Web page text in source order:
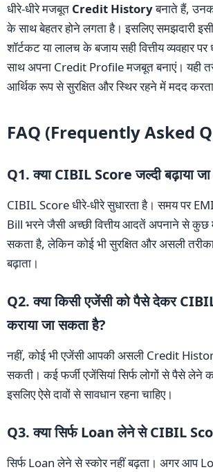
धीरे-धीरे मजबूत Credit Historyबनाते हैं,
के साथ बेहतर होने लगता है। इसलिए समझदारी
शॉर्टकट या लालच के बजाय सही वित्तीय व्यवहार
साथ अपना Credit Profile मजबूत बनाएं। यही
आर्थिक रूप से सुरक्षित और स्थिर रहने में मदद
FAQ (Frequently Asked
Q1. क्या CIBIL Score जल्दी बढ़ाया
CIBIL Score धीरे-धीरे सुधारता है। समय पर
Bill भरने जैसी अच्छी वित्तीय आदतें अपनाने से कुछ
सकता है, लेकिन कोई भी सुरक्षित और असली तरीका
बढ़ाता।
Q2. क्या किसी एजेंसी को पैसे देकर
कराया जा सकता है?
नहीं, कोई भी एजेंसी आपकी असली Credit
सकती। कई फर्जी एजेंसियां सिर्फ लोगों से पैसे लेने
इसलिए ऐसे दावों से सावधान रहना चाहिए।
Q3. क्या सिर्फ Loan लेने से CIBIL
सिर्फ Loan लेने से स्कोर नहीं बढ़ता। अगर आप